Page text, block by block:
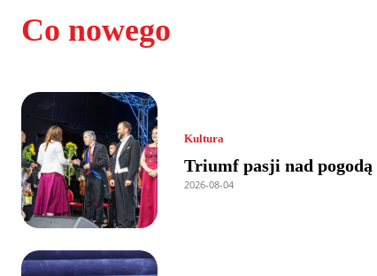
Co nowego
Kultura
Triumf pasji nad pogodą
2026-08-04